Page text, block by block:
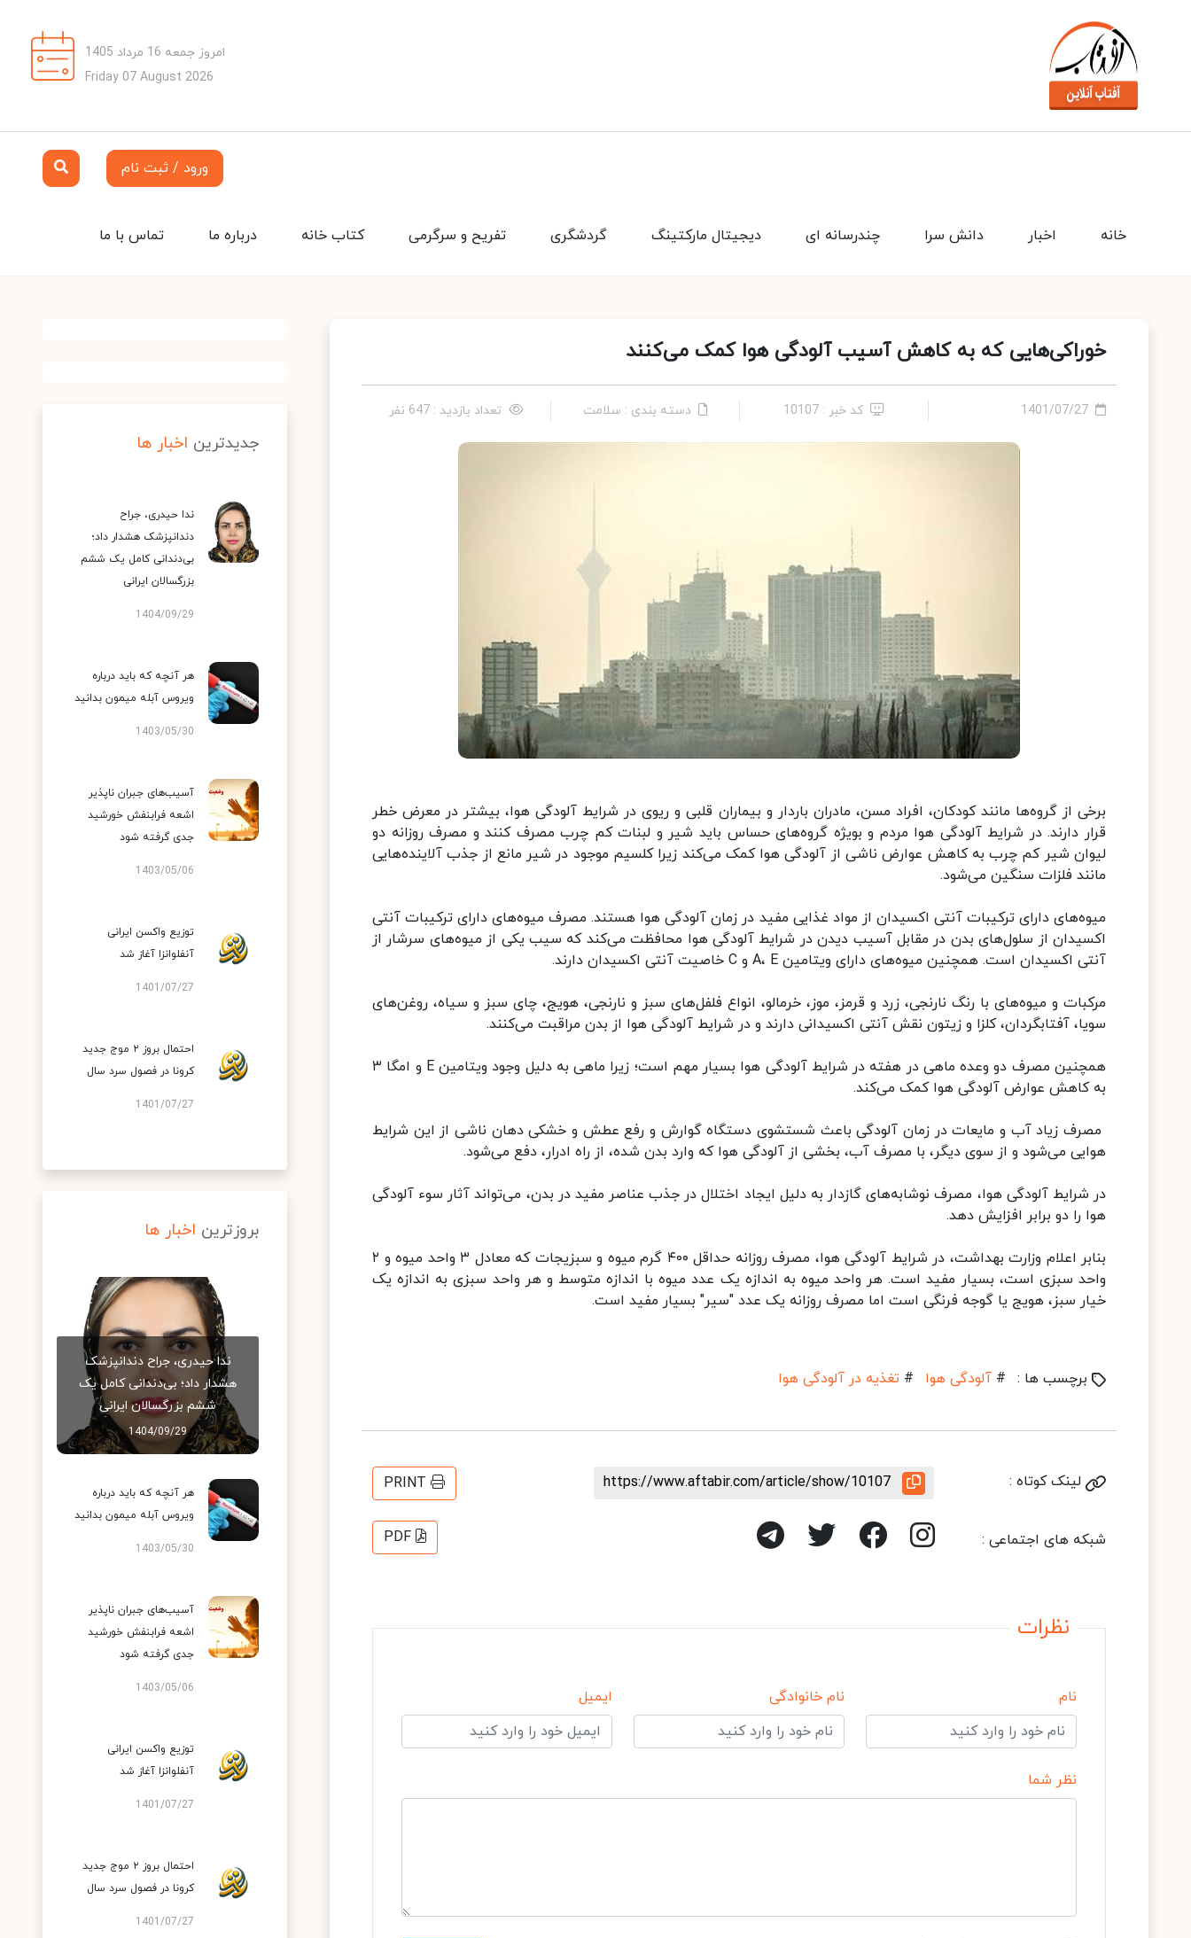
امروز جمعه 16 مرداد 1405
Friday 07 August 2026
ورود / ثبت نام
تماس با ما درباره ما کتاب خانه تفریح و سرگرمی گردشگری دیجیتال مارکتینگ چندرسانه ای دانش سرا اخبار خانه
خوراکی‌هایی که به کاهش آسیب آلودگی هوا کمک می‌کنند
1401/07/27 کد خبر : 10107 دسته بندی : سلامت تعداد بازدید : 647 نفر
برخی از گروه‌ها مانند کودکان، افراد مسن، مادران باردار و بیماران قلبی و ریوی در شرایط آلودگی هوا، بیشتر در معرض خطر
قرار دارند. در شرایط آلودگی هوا مردم و بویژه گروه‌های حساس باید شیر و لبنات کم چرب مصرف کنند و مصرف روزانه دو
لیوان شیر کم چرب به کاهش عوارض ناشی از آلودگی هوا کمک می‌کند زیرا کلسیم موجود در شیر مانع از جذب آلاینده‌هایی
مانند فلزات سنگین می‌شود.
میوه‌های دارای ترکیبات آنتی اکسیدان از مواد غذایی مفید در زمان آلودگی هوا هستند. مصرف میوه‌های دارای ترکیبات آنتی
اکسیدان از سلول‌های بدن در مقابل آسیب دیدن در شرایط آلودگی هوا محافظت می‌کند که سیب یکی از میوه‌های سرشار از
آنتی اکسیدان است. همچنین میوه‌های دارای ویتامین A، E و C خاصیت آنتی اکسیدان دارند.
مرکبات و میوه‌های با رنگ نارنجی، زرد و قرمز، موز، خرمالو، انواع فلفل‌های سبز و نارنجی، هویج، چای سبز و سیاه، روغن‌های
سویا، آفتابگردان، کلزا و زیتون نقش آنتی اکسیدانی دارند و در شرایط آلودگی هوا از بدن مراقبت می‌کنند.
همچنین مصرف دو وعده ماهی در هفته در شرایط آلودگی هوا بسیار مهم است؛ زیرا ماهی به دلیل وجود ویتامین E و امگا ۳
به کاهش عوارض آلودگی هوا کمک می‌کند.
مصرف زیاد آب و مایعات در زمان آلودگی باعث شستشوی دستگاه گوارش و رفع عطش و خشکی دهان ناشی از این شرایط
هوایی می‌شود و از سوی دیگر، با مصرف آب، بخشی از آلودگی هوا که وارد بدن شده، از راه ادرار، دفع می‌شود.
در شرایط آلودگی هوا، مصرف نوشابه‌های گازدار به دلیل ایجاد اختلال در جذب عناصر مفید در بدن، می‌تواند آثار سوء آلودگی
هوا را دو برابر افزایش دهد.
بنابر اعلام وزارت بهداشت، در شرایط آلودگی هوا، مصرف روزانه حداقل ۴۰۰ گرم میوه و سبزیجات که معادل ۳ واحد میوه و ۲
واحد سبزی است، بسیار مفید است. هر واحد میوه به اندازه یک عدد میوه با اندازه متوسط و هر واحد سبزی به اندازه یک
خیار سبز، هویج یا گوجه فرنگی است اما مصرف روزانه یک عدد "سیر" بسیار مفید است.
برچسب ها : # آلودگی هوا # تغذیه در آلودگی هوا
لینک کوتاه : https://www.aftabir.com/article/show/10107
PRINT
شبکه های اجتماعی : PDF
نظرات
نام نام خانوادگی ایمیل
نظر شما
جدیدترین اخبار ها
ندا حیدری، جراح
دندانپزشک هشدار داد؛
بی‌دندانی کامل یک ششم
بزرگسالان ایرانی
1404/09/29
هر آنچه که باید درباره
ویروس آبله میمون بدانید
1403/05/30
آسیب‌های جبران ناپذیر
اشعه فرابنفش خورشید
جدی گرفته شود
1403/05/06
توزیع واکسن ایرانی
آنفلوانزا آغاز شد
1401/07/27
احتمال بروز ۲ موج جدید
کرونا در فصول سرد سال
1401/07/27
بروزترین اخبار ها
ندا حیدری، جراح دندانپزشک
هشدار داد؛ بی‌دندانی کامل یک
ششم بزرگسالان ایرانی
1404/09/29
هر آنچه که باید درباره
ویروس آبله میمون بدانید
1403/05/30
آسیب‌های جبران ناپذیر
اشعه فرابنفش خورشید
جدی گرفته شود
1403/05/06
توزیع واکسن ایرانی
آنفلوانزا آغاز شد
1401/07/27
احتمال بروز ۲ موج جدید
کرونا در فصول سرد سال
1401/07/27